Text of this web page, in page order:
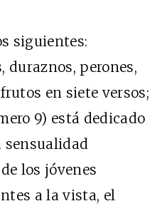
siguientes:
duraznos, perones,
en siete versos;
9) está dedicado
sensualidad
los jóvenes
a la vista, el